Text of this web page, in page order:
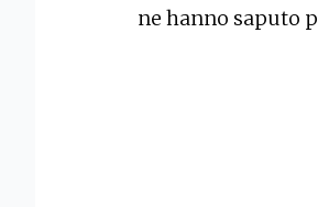
ne hanno saputo